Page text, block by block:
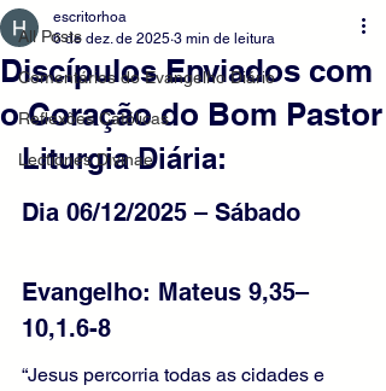
All Posts
Comentários do Evangelho Diário
Reflexões Católicas
Lectiones Divinae
Discípulos Enviados com
o Coração do Bom Pastor
escritorhoa
6 de dez. de 2025 3 min de leitura
Liturgia Diária:
Dia 06/12/2025 – Sábado
Evangelho: Mateus 9,35–
10,1.6-8
“Jesus percorria todas as cidades e